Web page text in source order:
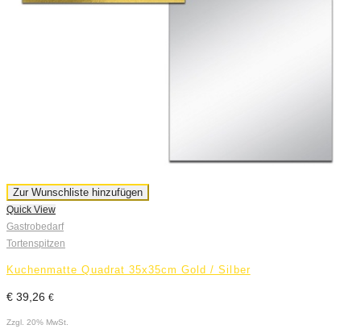
Zur Wunschliste hinzufügen
Quick View
Gastrobedarf
Tortenspitzen
Kuchenmatte Quadrat 35x35cm Gold / Silber
€ 39,26 €
Zzgl. 20% MwSt.